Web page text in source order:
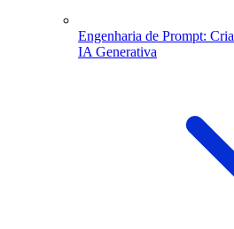
Engenharia de Prompt:
IA Generativa